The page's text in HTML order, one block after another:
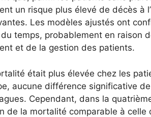
un risque plus élevé de décès à
Les modèles ajustés ont
temps, probablement en raison
et de la gestion des patients.
était plus élevée chez les
aucune différence significative
Cependant, dans la
de la mortalité comparable à